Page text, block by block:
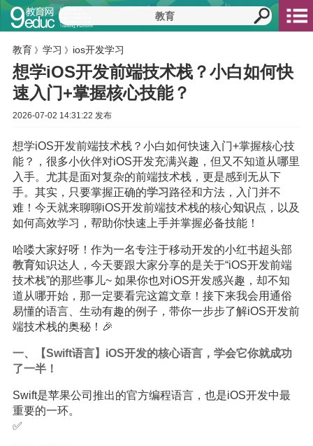
教育 》 学习 》 ios开发学习
想学iOS开发前端技术栈？小白如何快
速入门+掌握核心技能？
2026-07-02 14:31:22 发布
想学iOS开发前端技术栈？小白如何快速入门+掌握核心技
能？，很多小伙伴对iOS开发充满兴趣，但又不知道从哪里
入手。尤其是面对复杂的前端技术栈，更是感到无从下
手。其实，只要掌握正确的学习 路径和方法，入门并不
难！今天就来聊聊iOS开发前端技术栈的核心知识点，以及
如何高效学习，帮助你快速上手并掌握必备技能！
哈喽大家好呀！作为一名专注于移动开发的小红书超头部
教育知识达人，今天要跟大家分享的是关于“iOS开发前端
技术栈”的那些事儿~ 如果你也对iOS开发感兴趣，却不知
道从哪开始，那一定要看完这篇文章！接下来我会用通俗
易懂的语言、生动有趣的例子，带你一步步了解iOS开发前
端技术栈的奥秘！🎉
一、【Swift语言】iOS开发的核心语言，学会它你就成功
了一半！
Swift是苹果公司推出的官方编程语言，也是iOS开发中最
重要的一环。
✅